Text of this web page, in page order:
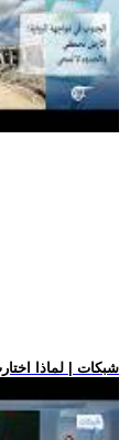
.. شبكات | لماذا